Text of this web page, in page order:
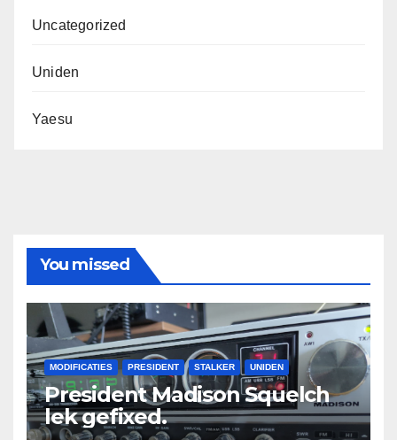
Uncategorized
Uniden
Yaesu
You missed
MODIFICATIES PRESIDENT STALKER UNIDEN
President Madison Squelch
lek gefixed.